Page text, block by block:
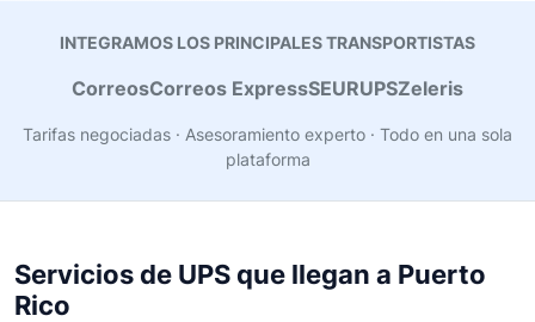
INTEGRAMOS LOS PRINCIPALES TRANSPORTISTAS
CorreosCorreos ExpressSEURUPSZeleris
Tarifas negociadas · Asesoramiento experto · Todo en una sola
plataforma
Servicios de UPS que llegan a Puerto
Rico